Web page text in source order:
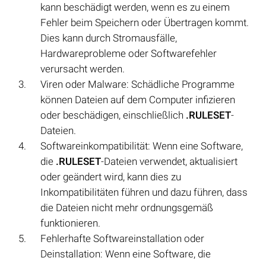
kann beschädigt werden, wenn es zu einem
Fehler beim Speichern oder Übertragen kommt.
Dies kann durch Stromausfälle,
Hardwareprobleme oder Softwarefehler
verursacht werden.
Viren oder Malware: Schädliche Programme
können Dateien auf dem Computer infizieren
oder beschädigen, einschließlich .RULESET-
Dateien.
Softwareinkompatibilität: Wenn eine Software,
die .RULESET-Dateien verwendet, aktualisiert
oder geändert wird, kann dies zu
Inkompatibilitäten führen und dazu führen, dass
die Dateien nicht mehr ordnungsgemäß
funktionieren.
Fehlerhafte Softwareinstallation oder
Deinstallation: Wenn eine Software, die